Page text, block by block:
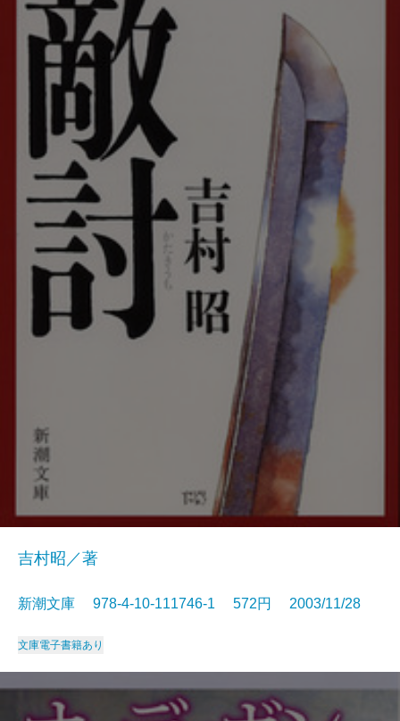
吉村昭／著
新潮文庫 978-4-10-111746-1 572円 2003/11/28
文庫電子書籍あり